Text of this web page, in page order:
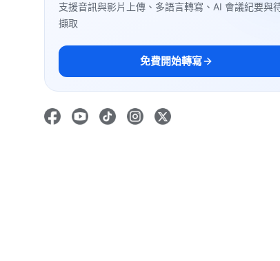
支援音訊與影片上傳、多語言轉寫、AI 會議紀要與
擷取
免費開始轉寫